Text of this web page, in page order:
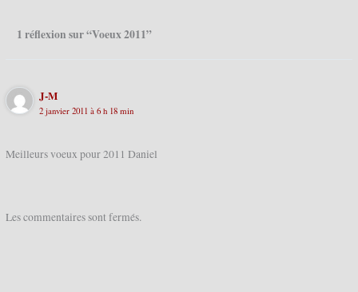
1 réflexion sur “Voeux 2011”
J-M
2 janvier 2011 à 6 h 18 min
Meilleurs voeux pour 2011 Daniel
Les commentaires sont fermés.